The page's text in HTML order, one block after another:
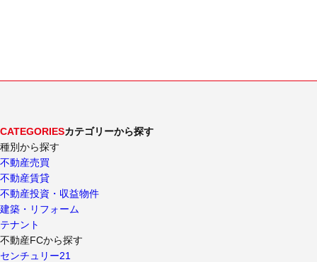
CATEGORIESカテゴリーから探す
種別から探す
不動産売買
不動産賃貸
不動産投資・収益物件
建築・リフォーム
テナント
不動産FCから探す
センチュリー21